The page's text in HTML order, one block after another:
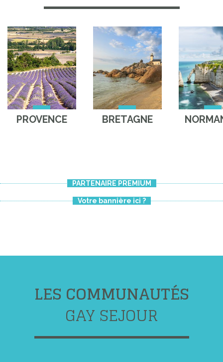
PROVENCE BRETAGNE
PARTENAIRE PREMIUM
Votre bannière ici ?
LES COMMUNAUTÉS
GAY SEJOUR